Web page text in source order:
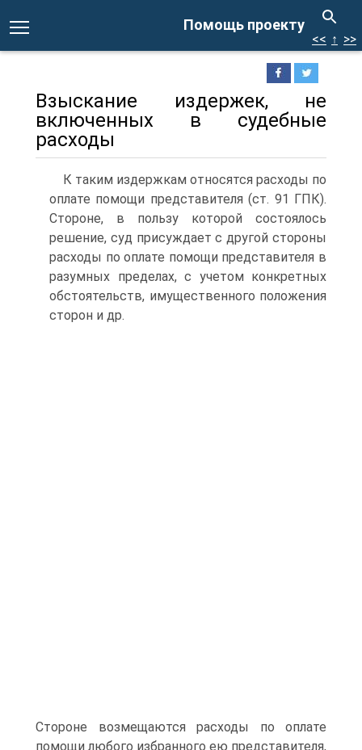
Помощь проекту
<< ↑ >>
Взыскание издержек, не
включенных в судебные
расходы
К таким издержкам относятся расходы по
оплате помощи представителя (ст. 91 ГПК).
Стороне, в пользу которой состоялось
решение, суд присуждает с другой стороны
расходы по оплате помощи представителя в
разумных пределах, с учетом конкретных
обстоятельств, имущественного положения
сторон и др.
Стороне возмещаются расходы по оплате
помощи любого избранного ею представителя,